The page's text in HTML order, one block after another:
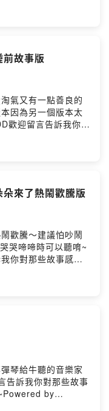
故事版
氣又有一點善良的
因為另一個版本太
歡迎留言告訴我你對
來了熱鬧歡騰版
歡騰～建議怕吵鬧
哭啼啼時可以聽唷~
你對那些故事感興
琴給牛聽的音樂家
告訴我你對那些故事
by